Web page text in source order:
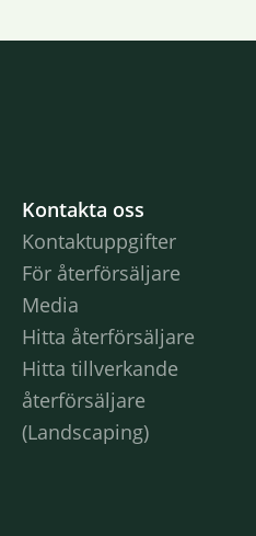
Kontakta oss
Kontaktuppgifter
För återförsäljare
Media
Hitta återförsäljare
Hitta tillverkande
återförsäljare
(Landscaping)